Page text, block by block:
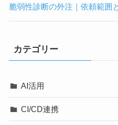
脆弱性診断の外注｜依頼範囲
カテゴリー
AI活用
CI/CD連携